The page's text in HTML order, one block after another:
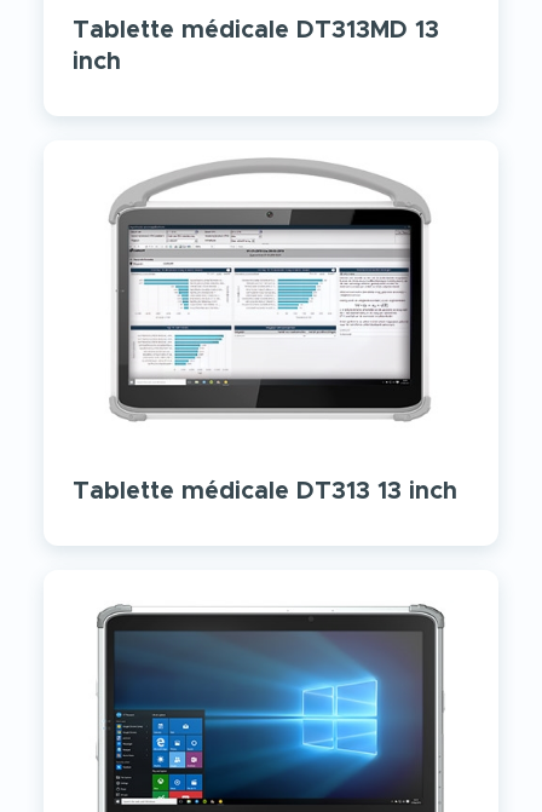
Tablette médicale DT313MD 13
inch
Tablette médicale DT313 13 inch